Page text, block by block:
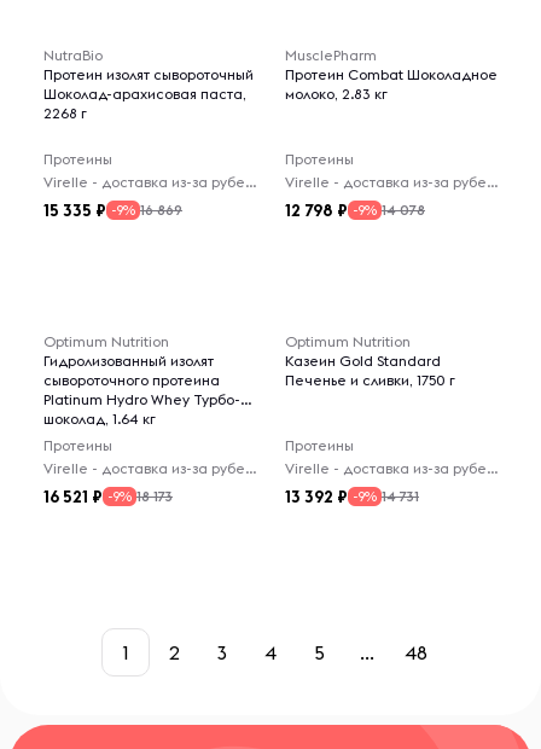
NutraBio
Протеин изолят сывороточный
Шоколад-арахисовая паста,
2268 г
Протеины
Virelle - доставка из-за рубежа
15 335 -9% 16 869
MusclePharm
Протеин Combat Шоколадное
молоко, 2.83 кг
Протеины
Virelle - доставка из-за рубежа
12 798 -9% 14 078
Optimum Nutrition
Гидролизованный изолят
сывороточного протеина
Platinum Hydro Whey Турбо-
шоколад, 1.64 кг
Протеины
Virelle - доставка из-за рубежа
16 521 -9% 18 173
Optimum Nutrition
Казеин Gold Standard
Печенье и сливки, 1750 г
Протеины
Virelle - доставка из-за рубежа
13 392 -9% 14 731
1 2 3 4 5 ... 48